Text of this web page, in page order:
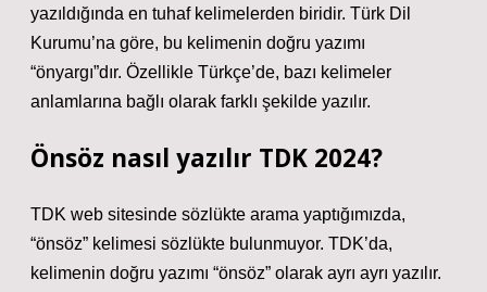
yazıldığında en tuhaf kelimelerden biridir. Türk Dil
Kurumu’na göre, bu kelimenin doğru yazımı
“önyargı”dır. Özellikle Türkçe’de, bazı kelimeler
anlamlarına bağlı olarak farklı şekilde yazılır.
Önsöz nasıl yazılır TDK 2024?
TDK web sitesinde sözlükte arama yaptığımızda,
“önsöz” kelimesi sözlükte bulunmuyor. TDK’da,
kelimenin doğru yazımı “önsöz” olarak ayrı ayrı yazılır.